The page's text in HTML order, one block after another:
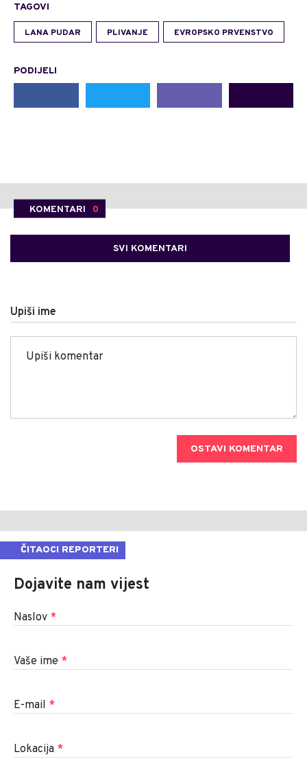
TAGOVI
LANA PUDAR PLIVANJE EVROPSKO PRVENSTVO
PODIJELI
KOMENTARI 0
SVI KOMENTARI
Upiši ime
OSTAVI KOMENTAR
ČITAOCI REPORTERI
Dojavite nam vijest
Naslov *
Vaše ime *
E-mail *
Lokacija *